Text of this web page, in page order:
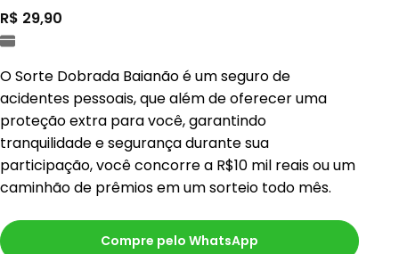
R$ 29,90
O Sorte Dobrada Baianão é um seguro de
acidentes pessoais, que além de oferecer uma
proteção extra para você, garantindo
tranquilidade e segurança durante sua
participação, você concorre a R$10 mil reais ou um
caminhão de prêmios em um sorteio todo mês.
Compre pelo WhatsApp